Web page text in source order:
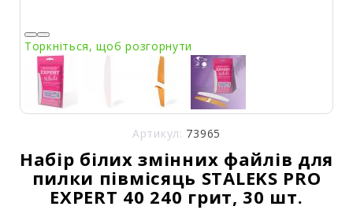
Торкніться, щоб розгорнути
Артикул: 73965
Набір білих змінних файлів для
пилки півмісяць STALEKS PRO
EXPERT 40 240 грит, 30 шт.